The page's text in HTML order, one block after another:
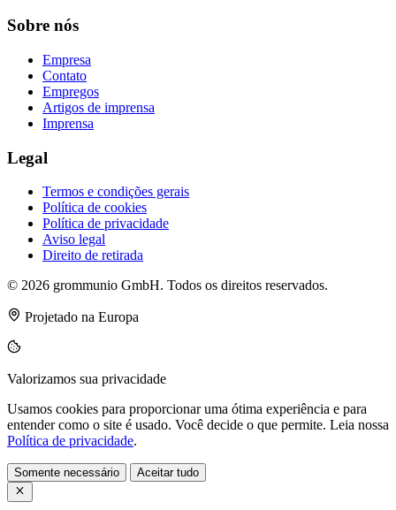
Sobre nós
Empresa
Contato
Empregos
Artigos de imprensa
Imprensa
Legal
Termos e condições gerais
Política de cookies
Política de privacidade
Aviso legal
Direito de retirada
© 2026 grommunio GmbH. Todos os direitos reservados.
Projetado na Europa
Valorizamos sua privacidade
Usamos cookies para proporcionar uma ótima experiência e para
entender como o site é usado. Você decide o que permite. Leia nossa
Política de privacidade.
Somente necessário Aceitar tudo